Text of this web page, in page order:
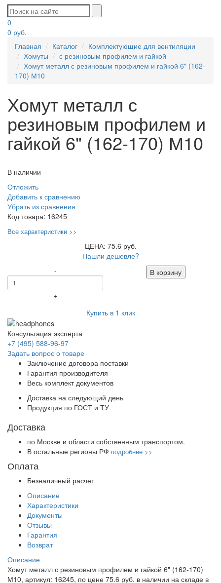
0
0 руб.
Главная
Каталог
Комплектующие для вентиляции
Хомуты
с резиновым профилем и гайкой
Хомут металл с резиновым профилем и гайкой 6" (162-
170) М10
Хомут металл с
резиновым профилем и
гайкой 6" (162-170) М10
В наличии
Отложить
Добавить к сравнению
Убрать из сравнения
Код товара: 16245
Все характеристики >>
ЦЕНА: 75.6 руб.
Нашли дешевле?
-
+
В корзину
Купить в 1 клик
Консультация эксперта
+7 (495) 588-96-97
Задать вопрос о товаре
Заключение договора поставки
Гарантия производителя
Весь комплект документов
Доставка на следующий день
Продукция по ГОСТ и ТУ
Доставка
по Москве и области собственным транспортом.
В остальные регионы РФ подробнее >>
Оплата
Безналичный расчет
Описание
Характеристики
Документы
Отзывы
Гарантия
Возврат
Описание
Хомут металл с резиновым профилем и гайкой 6" (162-170)
М10, артикул: 16245, по цене 75.6 руб. в наличии на складе в